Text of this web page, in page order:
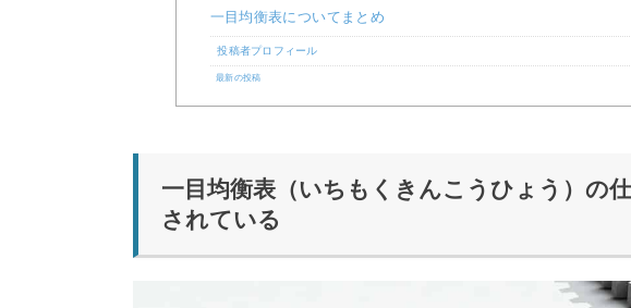
一目均衡表についてまとめ
投稿者プロフィール
最新の投稿
一目均衡表（いちもくきんこうひょう）の
されている